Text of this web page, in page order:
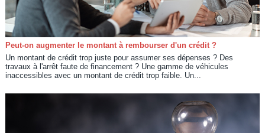
Peut-on augmenter le montant à rembourser d'un crédit ?
Un montant de crédit trop juste pour assumer ses dépenses ? Des
travaux à l'arrêt faute de financement ? Une gamme de véhicules
inaccessibles avec un montant de crédit trop faible. Un...